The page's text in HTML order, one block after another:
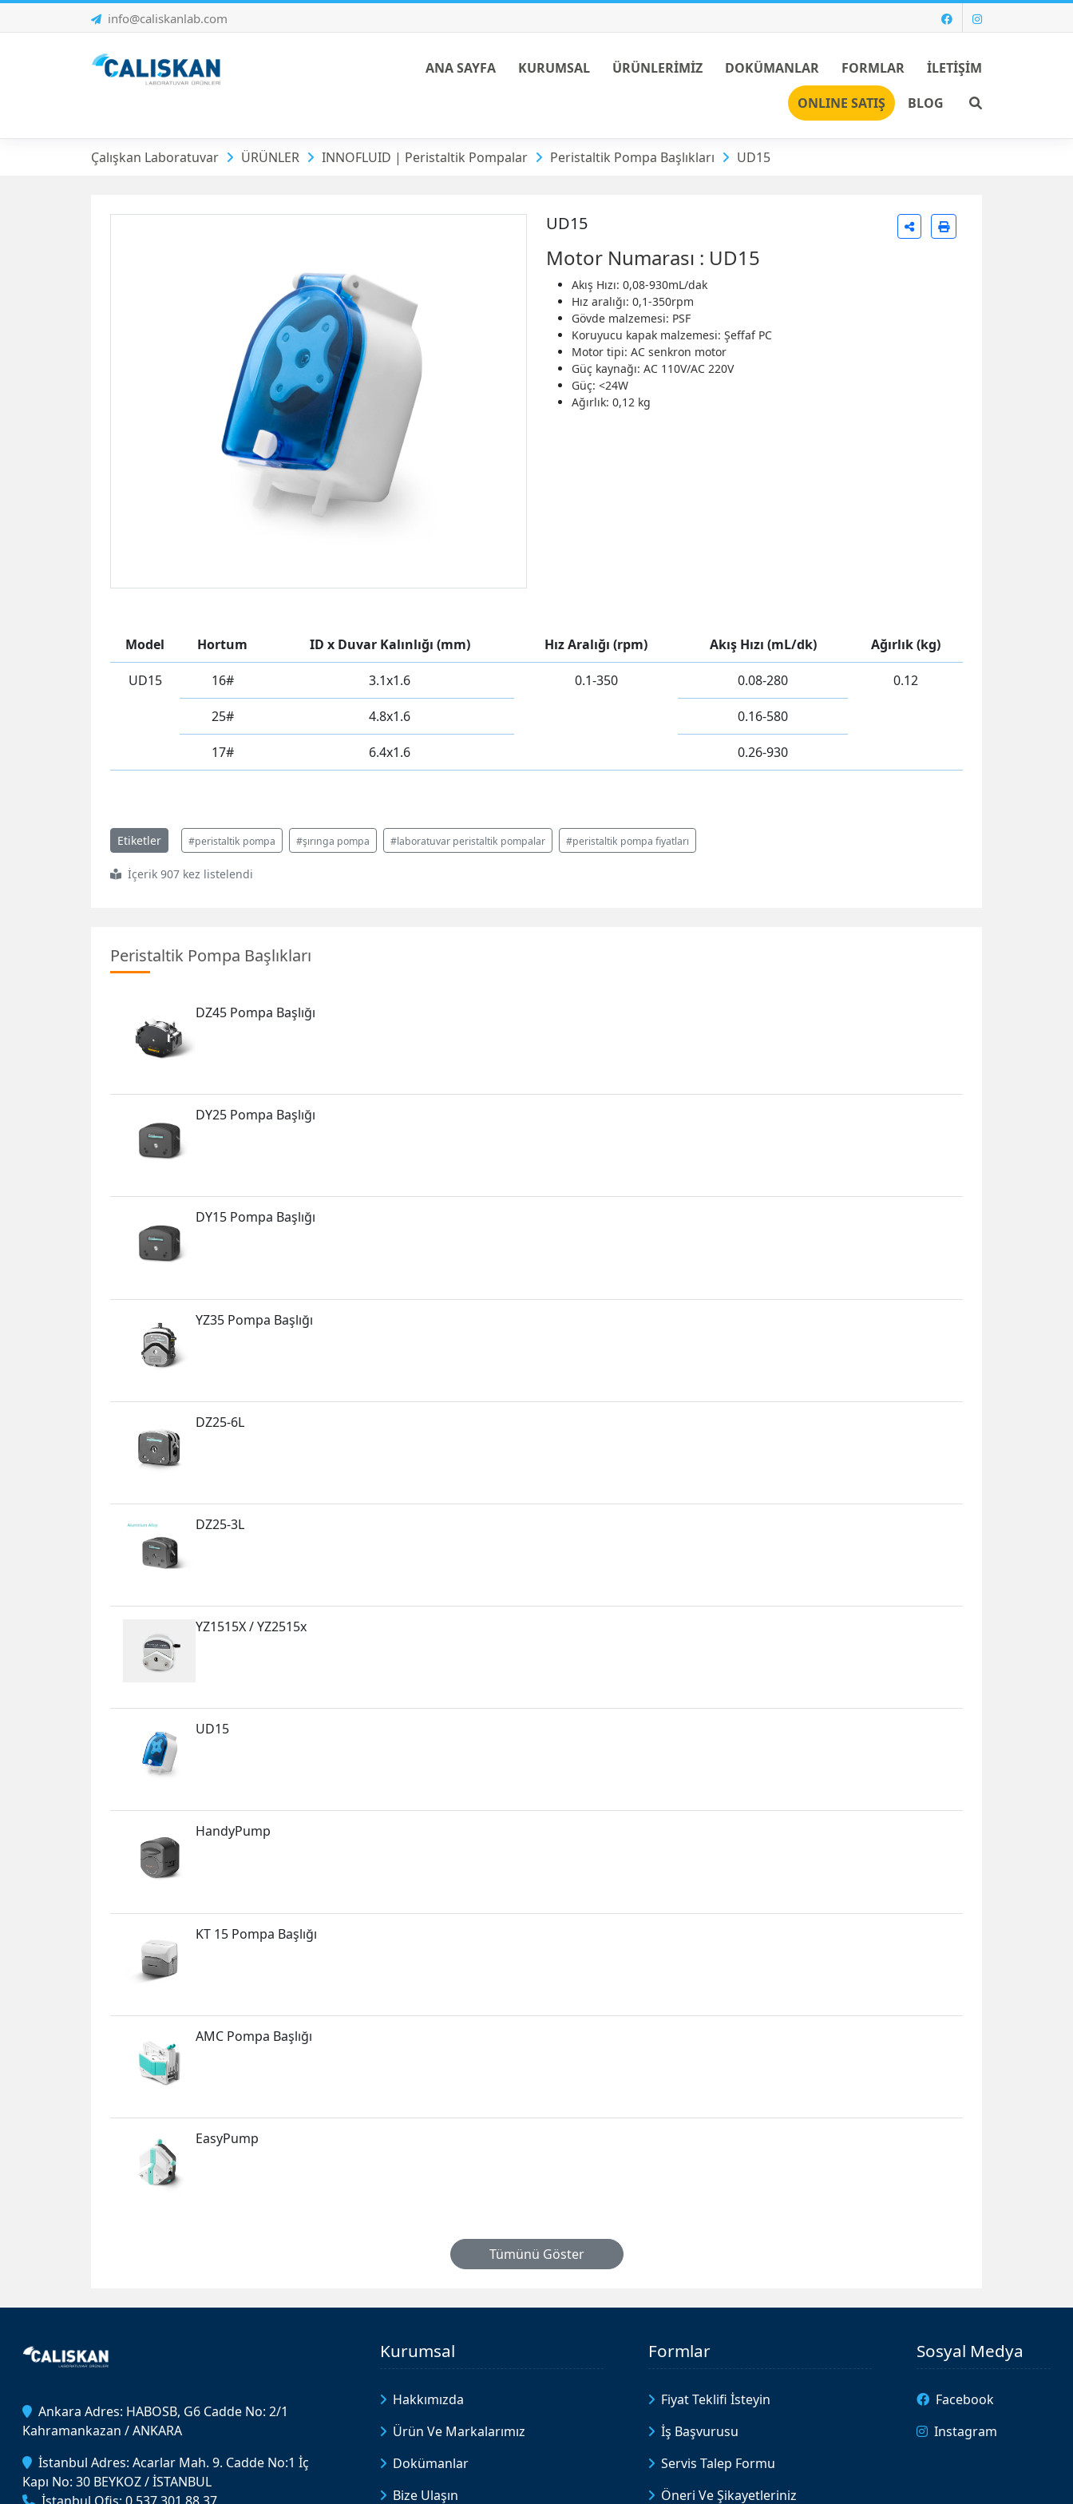
info@caliskanlab.com
ANA SAYFA KURUMSAL ÜRÜNLERİMİZ DOKÜMANLAR FORMLAR
İLETİŞİM
ONLINE SATIŞ
BLOG
Peristaltik Pompa Başlıkları
Çalışkan Laboratuvar ÜRÜNLER INNOFLUID | Peristaltik Pompalar Peristaltik Pompa Başlıkları UD15
UD15
Motor Numarası : UD15
Akış Hızı: 0,08-930mL/dak
Hız aralığı: 0,1-350rpm
Gövde malzemesi: PSF
Koruyucu kapak malzemesi: Şeffaf PC
Motor tipi: AC senkron motor
Güç kaynağı: AC 110V/AC 220V
Güç: <24W
Ağırlık: 0,12 kg
Model Hortum ID x Duvar Kalınlığı (mm) Hız Aralığı (rpm) Akış Hızı (mL/dk) Ağırlık (kg)
UD15 16# 3.1x1.6 0.1-350 0.08-280 0.12
25# 4.8x1.6 0.16-580
17# 6.4x1.6 0.26-930
Etiketler #peristaltik pompa #şırınga pompa #laboratuvar peristaltik pompalar #peristaltik pompa fiyatları
İçerik 907 kez listelendi
Peristaltik Pompa Başlıkları
DZ45 Pompa Başlığı
DY25 Pompa Başlığı
DY15 Pompa Başlığı
YZ35 Pompa Başlığı
DZ25-6L
DZ25-3L
YZ1515X / YZ2515x
UD15
HandyPump
KT 15 Pompa Başlığı
AMC Pompa Başlığı
EasyPump
Tümünü Göster
Ankara Adres: HABOSB, G6 Cadde No: 2/1
Kahramankazan / ANKARA
İstanbul Adres: Acarlar Mah. 9. Cadde No:1 İç
Kapı No: 30 BEYKOZ / İSTANBUL
Kurumsal
Hakkımızda
Ürün Ve Markalarımız
Dokümanlar
Bize Ulaşın
Formlar
Fiyat Teklifi İsteyin
İş Başvurusu
Servis Talep Formu
Öneri Ve Şikayetleriniz
Sosyal Medya
Facebook
Instagram